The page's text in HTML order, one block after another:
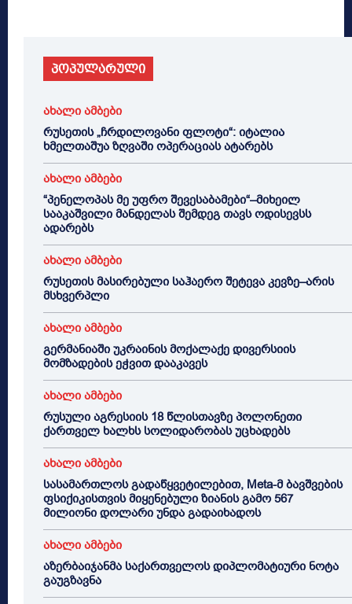
პოპულარული
ახალი ამბები
რუსეთის „ჩრდილოვანი ფლოტი“: იტალია
ხმელთაშუა ზღვაში ოპერაციას ატარებს
ახალი ამბები
“პენელოპას მე უფრო შევესაბამები“–მიხეილ
სააკაშვილი მანდელას შემდეგ თავს ოდისევსს
ადარებს
ახალი ამბები
რუსეთის მასირებული საჰაერო შეტევა კევზე–არის
მსხვერპლი
ახალი ამბები
გერმანიაში უკრაინის მოქალაქე დივერსიის
მომზადების ეჭვით დააკავეს
ახალი ამბები
რუსული აგრესიის 18 წლისთავზე პოლონეთი
ქართველ ხალხს სოლიდარობას უცხადებს
ახალი ამბები
სასამართლოს გადაწყვეტილებით, Meta-მ ბავშვების
ფსიქიკისთვის მიყენებული ზიანის გამო 567
მილიონი დოლარი უნდა გადაიხადოს
ახალი ამბები
აზერბაიჯანმა საქართველოს დიპლომატიური ნოტა
გაუგზავნა